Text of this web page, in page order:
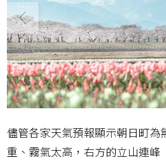
儘管各家天氣預報顯示朝日町
重、霧氣太高，右方的立山連